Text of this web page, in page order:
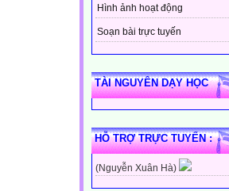
Hình ảnh hoạt động
Soạn bài trực tuyến
TÀI NGUYÊN DẠY HỌC
HỖ TRỢ TRỰC TUYẾN :
(Nguyễn Xuân Hà)